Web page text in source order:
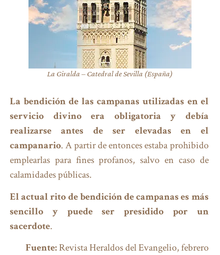
La Giralda – Catedral de Sevilla (España)
La bendición de las campanas utilizadas en el
servicio divino era obligatoria y debía
realizarse antes de ser elevadas en el
campanario. A partir de entonces estaba prohibido
emplearlas para fines profanos, salvo en caso de
calamidades públicas.
El actual rito de bendición de campanas es más
sencillo y puede ser presidido por un
sacerdote.
Fuente:Revista Heraldos del Evangelio, febrero